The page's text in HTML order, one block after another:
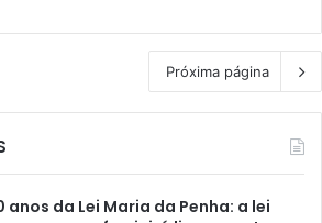
Próxima página
anos da Lei Maria da Penha: a lei